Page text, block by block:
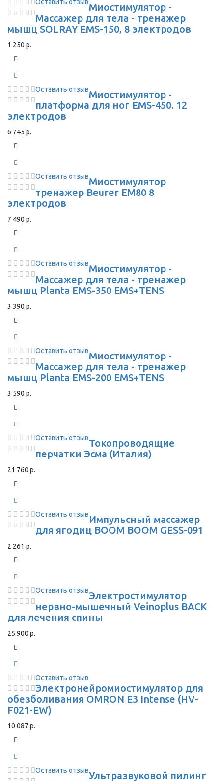
Оставить отзывМиостимулятор -
Массажер для тела - тренажер
мышц SOLRAY EMS-150, 8 электродов
1 250 р.
Оставить отзывМиостимулятор -
платформа для ног EMS-450. 12
электродов
6 745 р.
Оставить отзывМиостимулятор
тренажер Beurer EM80 8
электродов
7 490 р.
Оставить отзывМиостимулятор -
Массажер для тела - тренажер
мышц Planta EMS-350 EMS+TENS
3 390 р.
Оставить отзывМиостимулятор -
Массажер для тела - тренажер
мышц Planta EMS-200 EMS+TENS
3 590 р.
Оставить отзывТокопроводящие
перчатки Эсма (Италия)
21 760 р.
Оставить отзывИмпульсный массажер
для ягодиц BOOM BOOM GESS-091
2 261 р.
Оставить отзывЭлектростимулятор
нервно-мышечный Veinoplus BACK
для лечения спины
25 900 р.
Оставить отзыв
Электронейромиостимулятор для
обезболивания OMRON Е3 Intense (HV-
F021-EW)
10 087 р.
Оставить отзывУльтразвуковой пилинг